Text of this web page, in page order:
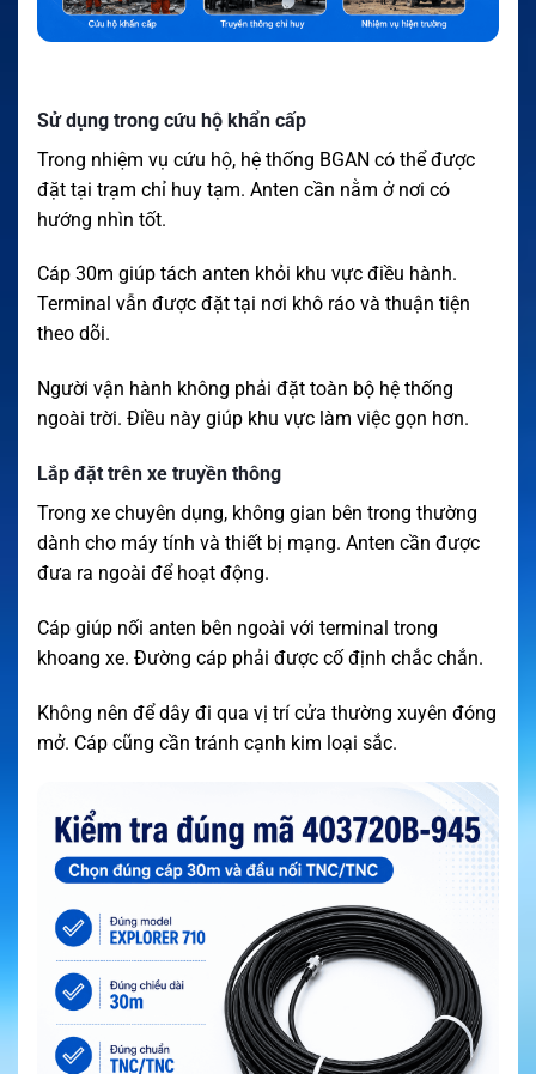
Sử dụng trong cứu hộ khẩn cấp
Trong nhiệm vụ cứu hộ, hệ thống BGAN có thể được
đặt tại trạm chỉ huy tạm. Anten cần nằm ở nơi có
hướng nhìn tốt.
Cáp 30m giúp tách anten khỏi khu vực điều hành.
Terminal vẫn được đặt tại nơi khô ráo và thuận tiện
theo dõi.
Người vận hành không phải đặt toàn bộ hệ thống
ngoài trời. Điều này giúp khu vực làm việc gọn hơn.
Lắp đặt trên xe truyền thông
Trong xe chuyên dụng, không gian bên trong thường
dành cho máy tính và thiết bị mạng. Anten cần được
đưa ra ngoài để hoạt động.
Cáp giúp nối anten bên ngoài với terminal trong
khoang xe. Đường cáp phải được cố định chắc chắn.
Không nên để dây đi qua vị trí cửa thường xuyên đóng
mở. Cáp cũng cần tránh cạnh kim loại sắc.